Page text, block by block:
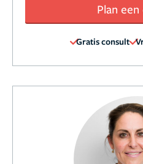
Plan
Gratis consult